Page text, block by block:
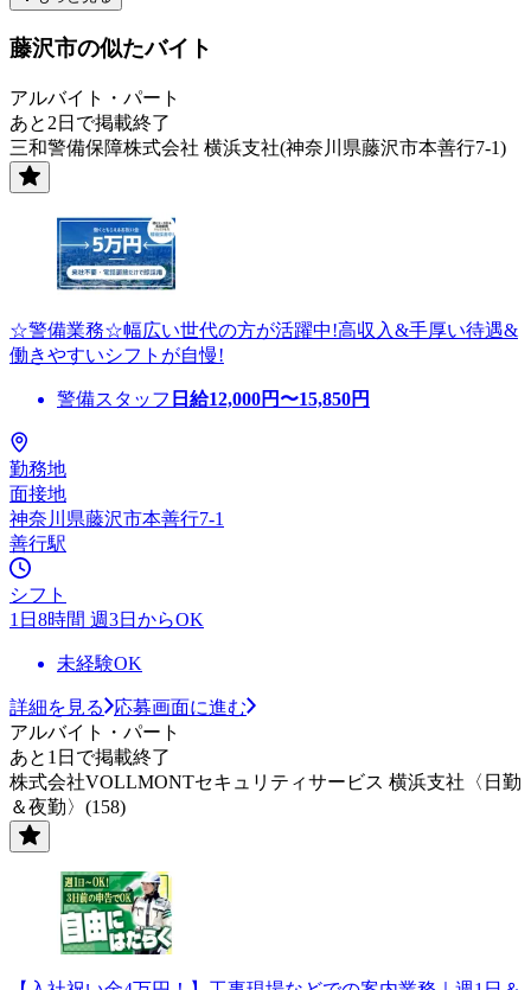
藤沢市の似たバイト
アルバイト・パート
あと2日で掲載終了
三和警備保障株式会社 横浜支社(神奈川県藤沢市本善行7-1)
☆警備業務☆幅広い世代の方が活躍中!高収入&手厚い待遇&
働きやすいシフトが自慢!
警備スタッフ 日給12,000円〜15,850円
勤務地
面接地
神奈川県藤沢市本善行7-1
善行駅
シフト
1日8時間 週3日からOK
未経験OK
詳細を見る
応募画面に進む
アルバイト・パート
あと1日で掲載終了
株式会社VOLLMONTセキュリティサービス 横浜支社〈日勤
＆夜勤〉(158)